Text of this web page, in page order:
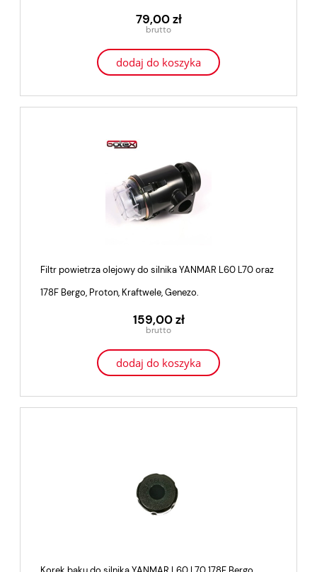
79,00 zł
dodaj do koszyka
Filtr powietrza olejowy do silnika YANMAR L60 L70 oraz
178F Bergo, Proton, Kraftwele, Genezo.
159,00 zł
dodaj do koszyka